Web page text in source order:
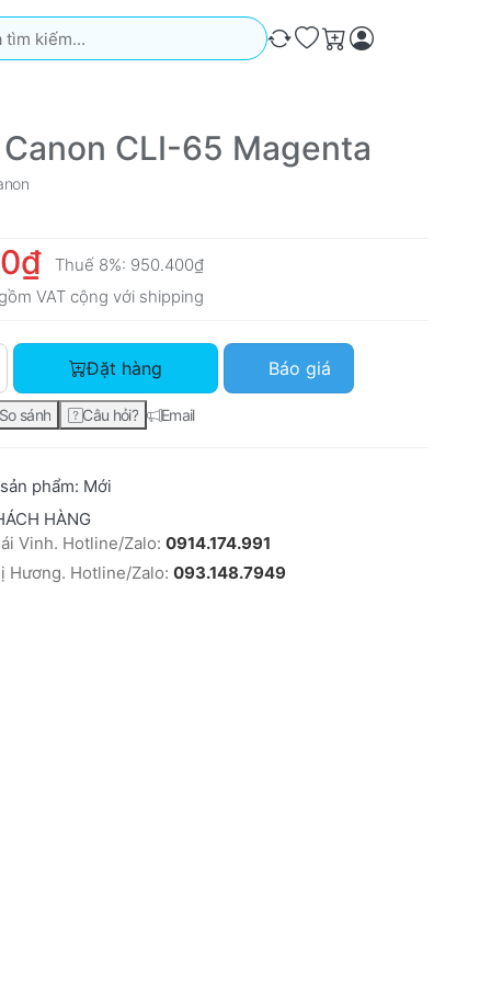
Kết quả sẽ tự động xuất hiện khi bạn nhập. Nhấn phím
So sánh
Ưa thích
Giỏ hàng
CLI-65 Magenta
Thuế 8%: 950.400₫
VAT cộng với shipping
Mực in Canon CLI-65 Magenta với giá 880.000₫, số lượng 1.
Đặt hàng Báo giá
So sánh Câu hỏi? Email
phẩm: Mới
HÀNG
Vinh. Hotline/Zalo: 0914.174.991
Hương. Hotline/Zalo: 093.148.7949